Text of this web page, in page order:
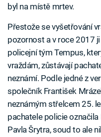
byl na místě mrtev.
Přestože se vyšetřování
pozornost a v roce 2017
policejní tým Tempus,
vraždám, zůstávají
neznámí. Podle jedné z
společník František
neznámým střelcem 25.
pachatele policie
Pavla Šrytra, soud to ale